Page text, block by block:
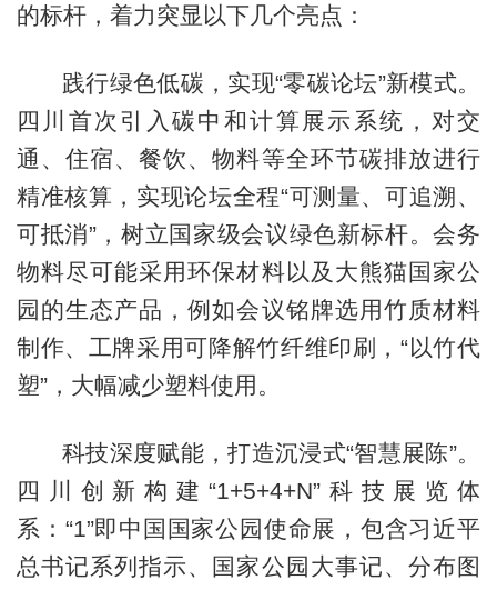
的标杆，着力突显以下几个亮点：
践行绿色低碳，实现“零碳论坛”新模式。
四川首次引入碳中和计算展示系统，对交
通、住宿、餐饮、物料等全环节碳排放进行
精准核算，实现论坛全程“可测量、可追溯、
可抵消”，树立国家级会议绿色新标杆。会务
物料尽可能采用环保材料以及大熊猫国家公
园的生态产品，例如会议铭牌选用竹质材料
制作、工牌采用可降解竹纤维印刷，“以竹代
塑”，大幅减少塑料使用。
科技深度赋能，打造沉浸式“智慧展陈”。
四川创新构建“1+5+4+N”科技展览体
系：“1”即中国国家公园使命展，包含习近平
总书记系列指示、国家公园大事记、分布图